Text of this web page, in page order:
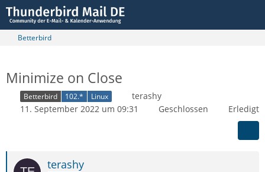
Betterbird
Minimize on Close
Betterbird 102.* Linux
terashy
11. September 2022 um 09:31
Geschlossen Erledigt
terashy